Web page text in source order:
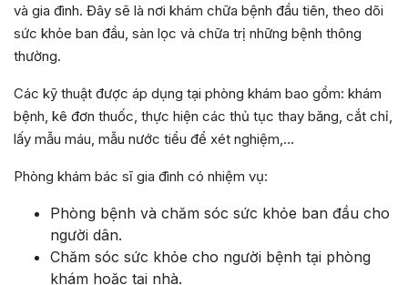
và gia đình. Đây sẽ là nơi khám chữa bệnh đầu tiên, theo dõi
sức khỏe ban đầu, sàn lọc và chữa trị những bệnh thông
thường.
Các kỹ thuật được áp dụng tại phòng khám bao gồm: khám
bệnh, kê đơn thuốc, thực hiện các thủ tục thay băng, cắt chỉ,
lấy mẫu máu, mẫu nước tiểu để xét nghiệm,…
Phòng khám bác sĩ gia đình có nhiệm vụ:
Phòng bệnh và chăm sóc sức khỏe ban đầu cho
người dân.
Chăm sóc sức khỏe cho người bệnh tại phòng
khám hoặc tại nhà.